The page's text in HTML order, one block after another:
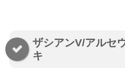
ザシアンV/アルセ
キ